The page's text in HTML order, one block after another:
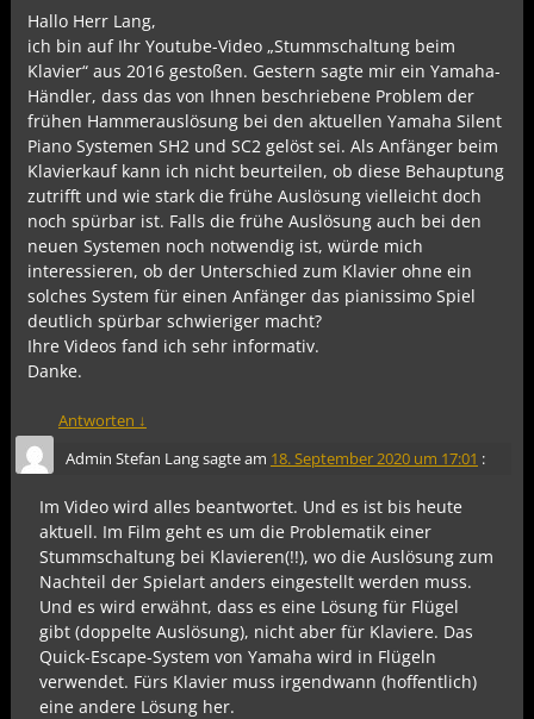
Hallo Herr Lang,
ich bin auf Ihr Youtube-Video „Stummschaltung beim
Klavier“ aus 2016 gestoßen. Gestern sagte mir ein Yamaha-
Händler, dass das von Ihnen beschriebene Problem der
frühen Hammerauslösung bei den aktuellen Yamaha Silent
Piano Systemen SH2 und SC2 gelöst sei. Als Anfänger beim
Klavierkauf kann ich nicht beurteilen, ob diese Behauptung
zutrifft und wie stark die frühe Auslösung vielleicht doch
noch spürbar ist. Falls die frühe Auslösung auch bei den
neuen Systemen noch notwendig ist, würde mich
interessieren, ob der Unterschied zum Klavier ohne ein
solches System für einen Anfänger das pianissimo Spiel
deutlich spürbar schwieriger macht?
Ihre Videos fand ich sehr informativ.
Danke.
Antworten ↓
Admin Stefan Langsagte am 18. September 2020 um 17:01 :
Im Video wird alles beantwortet. Und es ist bis heute
aktuell. Im Film geht es um die Problematik einer
Stummschaltung bei Klavieren(!!), wo die Auslösung zum
Nachteil der Spielart anders eingestellt werden muss.
Und es wird erwähnt, dass es eine Lösung für Flügel
gibt (doppelte Auslösung), nicht aber für Klaviere. Das
Quick-Escape-System von Yamaha wird in Flügeln
verwendet. Fürs Klavier muss irgendwann (hoffentlich)
eine andere Lösung her.